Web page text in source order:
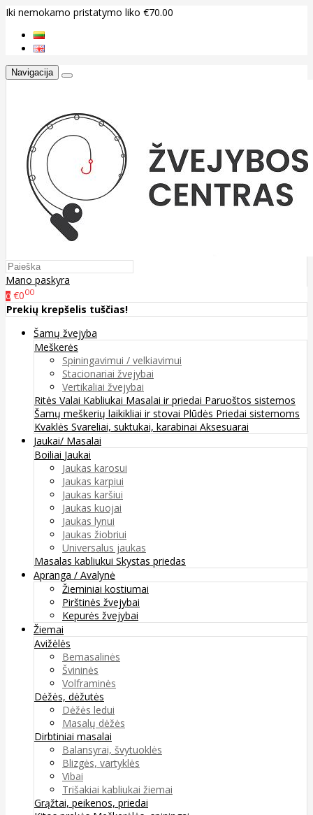
Iki nemokamo pristatymo liko €70.00
Navigacija
Mano paskyra
0 €000
Prekių krepšelis tuščias!
Šamų žvejyba
Meškerės
Spiningavimui / velkiavimui
Stacionariai žvejybai
Vertikaliai žvejybai
Ritės Valai Kabliukai Masalai ir priedai Paruoštos sistemos
Šamų meškerių laikikliai ir stovai Plūdės Priedai sistemoms
Kvaklės Svareliai, suktukai, karabinai Aksesuarai
Jaukai/ Masalai
Boiliai Jaukai
Jaukas karosui
Jaukas karpiui
Jaukas karšiui
Jaukas kuojai
Jaukas lynui
Jaukas žiobriui
Universalus jaukas
Masalas kabliukui Skystas priedas
Apranga / Avalynė
Žieminiai kostiumai
Pirštinės žvejybai
Kepurės žvejybai
Žiemai
Avižėlės
Bemasalinės
Švininės
Volframinės
Dėžės, dėžutės
Dėžės ledui
Masalų dėžės
Dirbtiniai masalai
Balansyrai, švytuoklės
Blizgės, vartyklės
Vibai
Trišakiai kabliukai žiemai
Grąžtai, peikenos, priedai